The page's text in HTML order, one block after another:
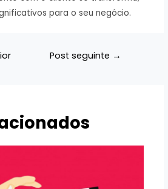
para o seu negócio.
Post seguinte →